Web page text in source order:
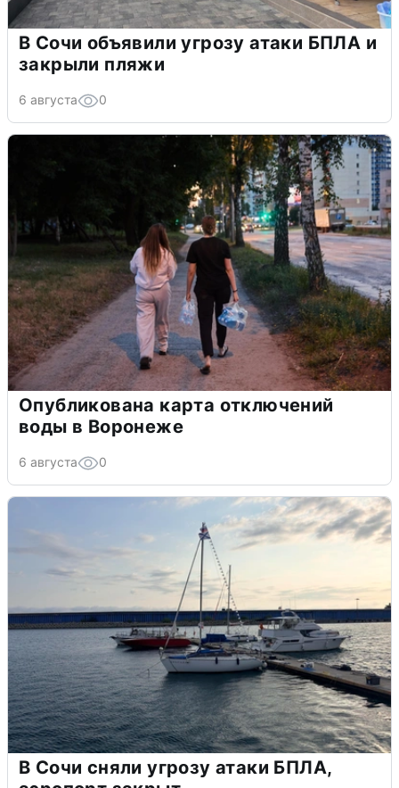
В Сочи объявили угрозу атаки БПЛА и
закрыли пляжи
6 августа 0
Опубликована карта отключений
воды в Воронеже
6 августа 0
В Сочи сняли угрозу атаки БПЛА,